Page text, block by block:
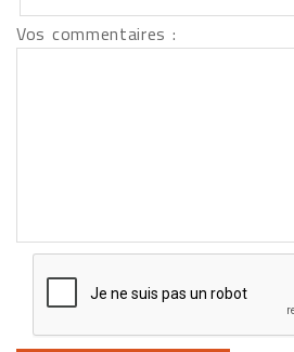
Vos commentaires :